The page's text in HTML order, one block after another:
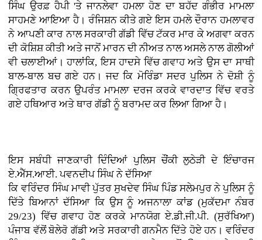
ਸਿੰਘ ਉਰਫ਼ ਹੈਪੀ 'ਤੇ ਜਾਨਲੇਵਾ ਹਮਲਾ ਹੋਣ ਦਾ ਬਹੱਦ ਗੰਭੀਰ ਮਾਮਲਾ
ਸਾਹਮਣੇ ਆਇਆ ਹੈ। ਰੰਜਿਸ਼ਨ ਕੀਤੇ ਗਏ ਇਸ ਹਮਲੇ ਦੌਰਾਨ ਹਮਲਾਵਰ
ਨੇ ਆਪਣੀ ਕਾਰ ਨਾਲ ਸਰਕਾਰੀ ਗੱਡੀ ਵਿੱਚ ਟੱਕਰ ਮਾਰ ਕੇ ਅਗਵਾ ਕਰਨ
ਦੀ ਕੋਸ਼ਿਸ਼ ਕੀਤੀ ਅਤੇ ਜਾਨੋਂ ਮਾਰਨ ਦੀ ਨੀਅਤ ਨਾਲ ਅਸਲੇ ਨਾਲ ਗੋਲੀਆਂ
ਵੀ ਚਲਾਈਆਂ। ਹਾਲਾਂਕਿ, ਇਸ ਹਾਦਸੇ ਵਿੱਚ ਗਵਾਹ ਅਤੇ ਉਸ ਦਾ ਸਾਥੀ
ਬਾਲ-ਬਾਲ ਬਚ ਗਏ ਹਨ। ਜਦ ਕਿ ਮੋਰਿੰਡਾ ਸਦਰ ਪੁਲਿਸ ਨੇ ਦੋਸ਼ੀ ਨੂੰ
ਗ੍ਰਿਫਤਾਰ ਕਰਨ ਉਪਰੰਤ ਮਾਮਲਾ ਦਰਜ ਕਰਕੇ ਵਾਰਦਾਤ ਵਿੱਚ ਵਰਤੇ
ਗਏ ਹਥਿਆਰ ਅਤੇ ਥਾਰ ਗੱਡੀ ਨੂੰ ਬਰਾਮਦ ਕਰ ਲਿਆ ਗਿਆ ਹੈ।
ਇਸ ਸਬੰਧੀ ਜਾਣਕਾਰੀ ਦਿੰਦਿਆਂ ਪੁਲਿਸ ਚੌਂਕੀ ਲੁਠੇੜੀ ਦੇ ਇੰਚਾਰਜ
ਏ.ਐੱਸ.ਆਈ. ਪਵਨਦੀਪ ਸਿੰਘ ਨੇ ਦੱਸਿਆ
ਕਿ ਵਰਿੰਦਰ ਸਿੰਘ ਮਾਵੀ ਪੁੱਤਰ ਸੁਖਦੇਵ ਸਿੰਘ ਪਿੰਡ ਸਲੇਮਪੁਰ ਨੇ ਪੁਲਿਸ ਨੂੰ
ਦਿੱਤੇ ਬਿਆਨਾਂ ਦੱਸਿਆ ਕਿ ਉਸ ਨੂੰ ਅਜਨਾਲਾ ਕਾਂਡ (ਮੁਕੱਦਮਾ ਨੰਬਰ
29/23) ਵਿੱਚ ਗਵਾਹ ਹੋਣ ਕਰਕੇ ਮਾਨਯੋਗ ਏ.ਡੀ.ਜੀ.ਪੀ. (ਸੁਰੱਖਿਆ)
ਪੰਜਾਬ ਵੱਲੋਂ ਬੋਲੇਰੋ ਗੱਡੀ ਅਤੇ ਸਰਕਾਰੀ ਗਨਮੈਨ ਦਿੱਤੇ ਹੋਏ ਹਨ। ਵਰਿੰਦਰ